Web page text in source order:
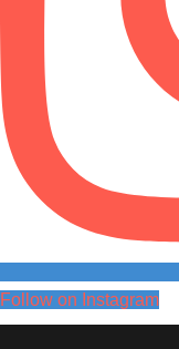
Follow on Instagram